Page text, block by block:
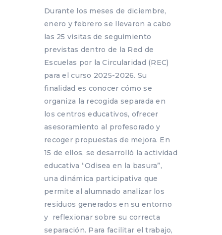
Durante los meses de diciembre,
enero y febrero se llevaron a cabo
las 25 visitas de seguimiento
previstas dentro de la Red de
Escuelas por la Circularidad (REC)
para el curso 2025-2026. Su
finalidad es conocer cómo se
organiza la recogida separada en
los centros educativos, ofrecer
asesoramiento al profesorado y
recoger propuestas de mejora. En
15 de ellos, se desarrolló la actividad
educativa “Odisea en la basura”,
una dinámica participativa que
permite al alumnado analizar los
residuos generados en su entorno
y reflexionar sobre su correcta
separación. Para facilitar el trabajo,